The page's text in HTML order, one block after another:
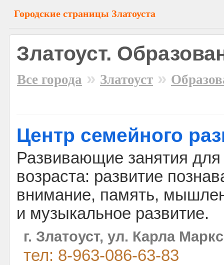
Городские страницы Златоуста
Златоуст.
Все города » Златоуст »
Центр семейного
Развивающие занятия для
возраста: развитие
внимание, память,
и музыкальное развитие.
г. Златоуст, ул. Карла
тел: 8-963-086-63-83